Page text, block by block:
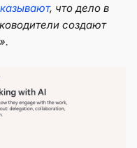
, что дело в
создают